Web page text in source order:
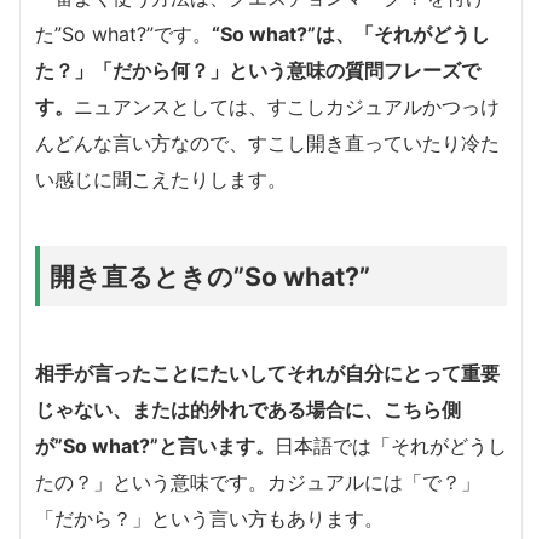
た”So what?”です。 “So what?”は、「それがどうし
た？」「だから何？」という意味の質問フレーズで
す。 ニュアンスとしては、すこしカジュアルかつっけ
んどんな言い方なので、すこし開き直っていたり冷た
い感じに聞こえたりします。
開き直るときの”So what?”
相手が言ったことにたいしてそれが自分にとって重要
じゃない、または的外れである場合に、こちら側
が”So what?”と言います。 日本語では「それがどうし
たの？」という意味です。カジュアルには「で？」
「だから？」という言い方もあります。